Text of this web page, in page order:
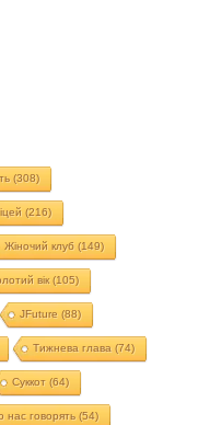
(308)
(216)
Жіночий клуб (149)
вік(105)
JFuture (88)
Тижнева глава (74)
Суккот (64)
нас говорять (54)